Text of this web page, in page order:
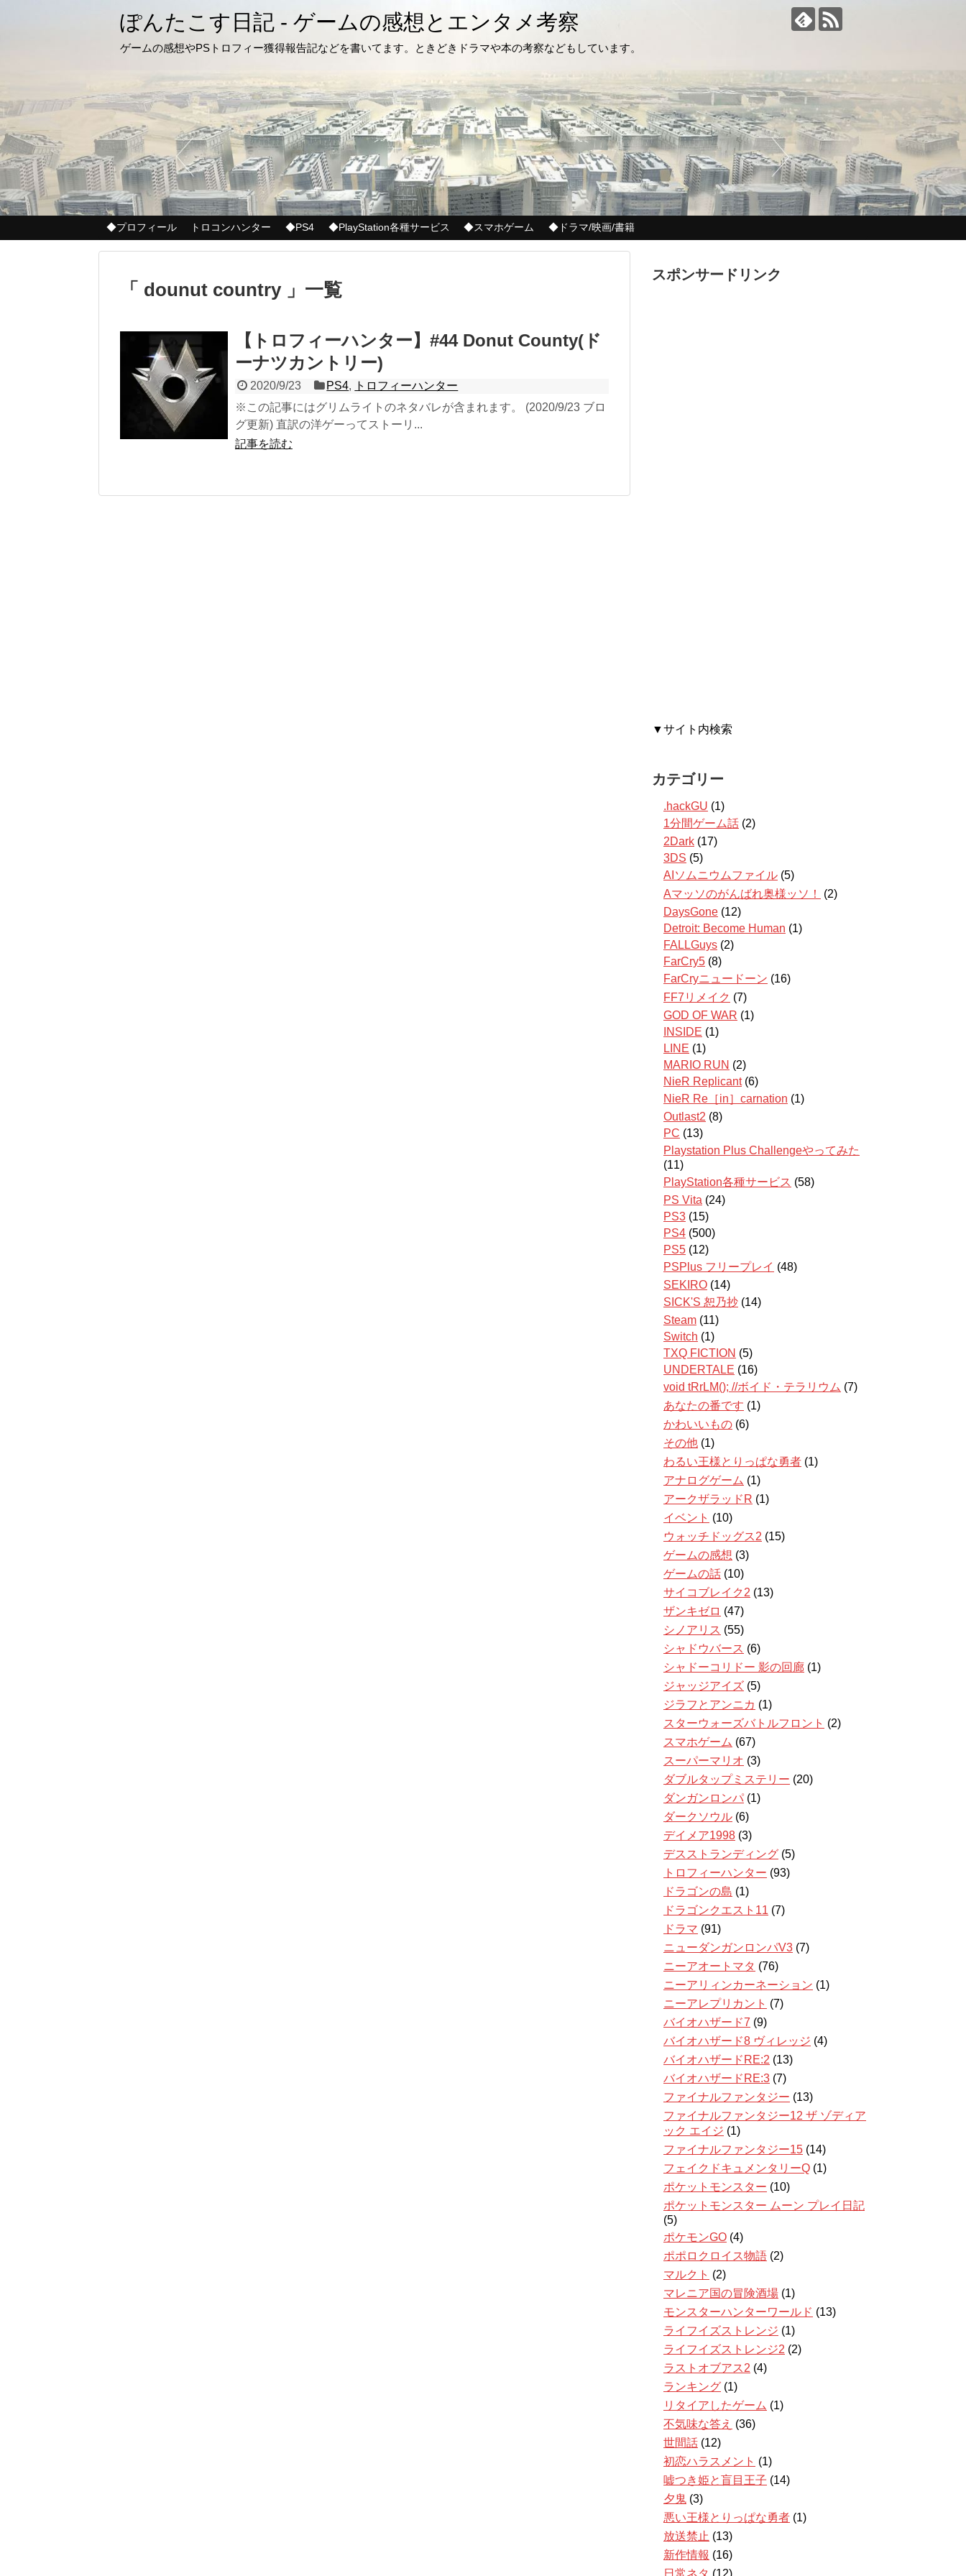
ぽんたこす日記 - ゲームの感想とエンタメ考察
ゲームの感想やPSトロフィー獲得報告記などを書いてます。ときどきドラマや本の考察などもしています。
◆プロフィール トロコンハンター ◆PS4 ◆PlayStation各種サービス ◆スマホゲーム ◆ドラマ/映画/書籍
「 dounut country 」一覧
【トロフィーハンター】#44 Donut County(ド
ーナツカントリー)
2020/9/23 PS4,
トロフィーハンター
※この記事にはグリムライトのネタバレが含まれます。 (2020/9/23 ブロ
グ更新) 直訳の洋ゲーってストーリ...
記事を読む
スポンサードリンク
▼サイト内検索
カテゴリー
.hackGU (1)
1分間ゲーム話 (2)
2Dark (17)
3DS (5)
AIソムニウムファイル (5)
Aマッソのがんばれ奥様ッソ！
(2)
DaysGone (12)
Detroit: Become Human (1)
FALLGuys (2)
FarCry5 (8)
FarCryニュードーン (16)
FF7リメイク (7)
GOD OF WAR (1)
INSIDE (1)
LINE (1)
MARIO RUN (2)
NieR Replicant(6)
NieR Re［in］carnation (1)
Outlast2 (8)
PC (13)
Playstation Plus Challengeやってみた
(11)
PlayStation各種サービス (58)
PS Vita (24)
PS3 (15)
PS4 (500)
PS5 (12)
PSPlus フリープレイ (48)
SEKIRO (14)
SICK'S 恕乃抄 (14)
Steam (11)
Switch (1)
TXQ FICTION (5)
UNDERTALE (16)
void tRrLM(); //ボイド・テラリウム (7)
あなたの番です (1)
かわいいもの (6)
その他 (1)
わるい王様とりっぱな勇者 (1)
アナログゲーム (1)
アークザラッドR (1)
イベント (10)
ウォッチドッグス2 (15)
ゲームの感想 (3)
ゲームの話 (10)
サイコブレイク2 (13)
ザンキゼロ (47)
シノアリス (55)
シャドウバース (6)
シャドーコリドー 影の回廊 (1)
ジャッジアイズ (5)
ジラフとアンニカ (1)
スターウォーズバトルフロント (2)
スマホゲーム (67)
スーパーマリオ (3)
ダブルタップミステリー (20)
ダンガンロンパ (1)
ダークソウル (6)
デイメア1998 (3)
デスストランディング (5)
トロフィーハンター (93)
ドラゴンの島 (1)
ドラゴンクエスト11 (7)
ドラマ (91)
ニューダンガンロンパV3 (7)
ニーアオートマタ (76)
ニーアリィンカーネーション (1)
ニーアレプリカント (7)
バイオハザード7 (9)
バイオハザード8 ヴィレッジ (4)
バイオハザードRE:2 (13)
バイオハザードRE:3 (7)
ファイナルファンタジー (13)
ファイナルファンタジー12 ザ ゾディア
ック エイジ (1)
ファイナルファンタジー15 (14)
フェイクドキュメンタリーQ (1)
ポケットモンスター (10)
ポケットモンスター ムーン プレイ日記
(5)
ポケモンGO (4)
ポポロクロイス物語 (2)
マルクト (2)
マレニア国の冒険酒場 (1)
モンスターハンターワールド (13)
ライフイズストレンジ (1)
ライフイズストレンジ2 (2)
ラストオブアス2 (4)
ランキング (1)
リタイアしたゲーム (1)
不気味な答え (36)
世間話 (12)
初恋ハラスメント (1)
嘘つき姫と盲目王子 (14)
夕鬼 (3)
悪い王様とりっぱな勇者 (1)
放送禁止 (13)
新作情報 (16)
日常ネタ (12)